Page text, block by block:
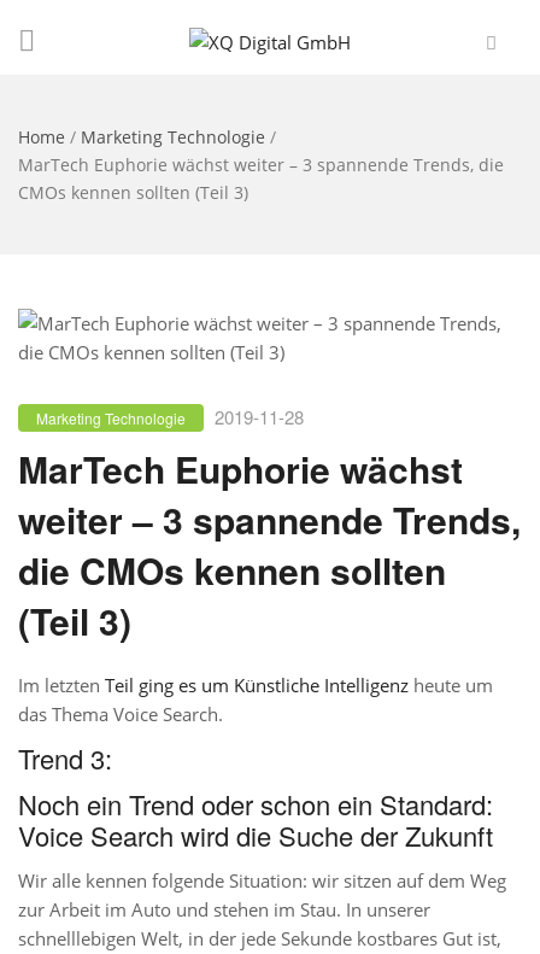
Home / Marketing Technologie /
MarTech Euphorie wächst weiter – 3 spannende Trends, die
CMOs kennen sollten (Teil 3)
Marketing Technologie 2019-11-28
MarTech Euphorie wächst
weiter – 3 spannende Trends,
die CMOs kennen sollten
(Teil 3)
Im letzten Teil ging es um Künstliche Intelligenz heute um
das Thema Voice Search.
Trend 3:
Noch ein Trend oder schon ein Standard:
Voice Search wird die Suche der Zukunft
Wir alle kennen folgende Situation: wir sitzen auf dem Weg
zur Arbeit im Auto und stehen im Stau. In unserer
schnelllebigen Welt, in der jede Sekunde kostbares Gut ist,